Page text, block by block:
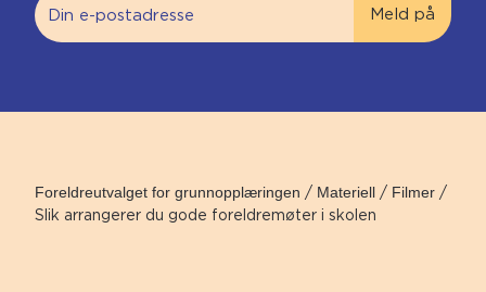
Foreldreutvalget for grunnopplæringen / Materiell / Filmer /
Slik arrangerer du gode foreldremøter i skolen